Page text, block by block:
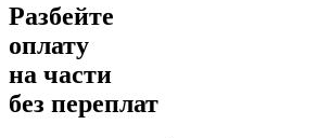
Разбейте
оплату
на части
без переплат